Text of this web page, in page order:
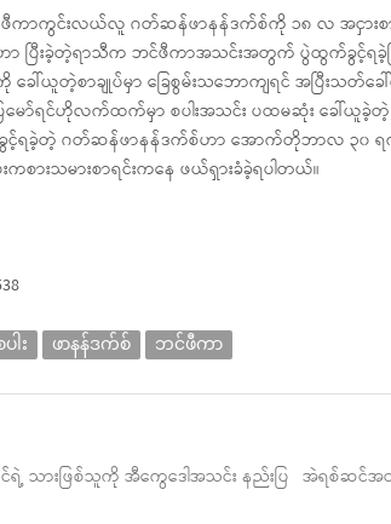
ဖီကာကွင်းလယ်လူ ဂတ်ဆန်ဖာနန်ဒက်စ်ကို ၁၈ လ အငှား
ပြီးခဲ့တဲ့ရာသီက ဘင်ဖီကာအသင်းအတွက် ပွဲထွက်ခွင့်ရခဲ့ပြီး
ေါ်ယူတဲ့စာချုပ်မှာ ခြေစွမ်းသဘောကျရင် အပြီးသတ်
မော်ရင်ဟိုလက်ထက်မှာ စပါးအသင်း ပထမဆုံး ခေါ်ယူခဲ့
းခွင့်ရခဲ့တဲ့ ဂတ်ဆန်ဖာနန်ဒက်စ်ဟာ အောက်တိုဘာလ ၃၀
းကစားသမားစာရင်းကနေ ဖယ်ရှားခံခဲ့ရပါတယ်။
ပါး ဖာနန်ဒက်စ် ဘင်ဖီကာ
ရဲ့ သားဖြစ်သူကို အီကွေဒေါအသင်း နည်းပြ Next
အဲရစ်ဆင်အ